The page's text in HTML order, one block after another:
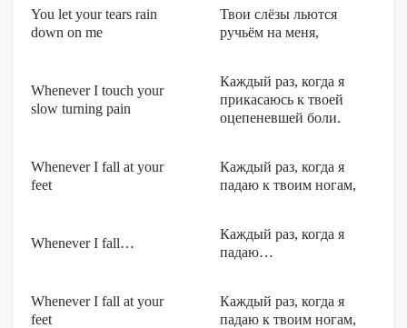
You let your tears rain
down on me
Твои слёзы льются
ручьём на меня,
Whenever I touch your
slow turning pain
Каждый раз, когда я
прикасаюсь к твоей
оцепеневшей боли.
Whenever I fall at your
feet
Каждый раз, когда я
падаю к твоим ногам,
Whenever I fall…
Каждый раз, когда я
падаю…
Whenever I fall at your
feet
Каждый раз, когда я
падаю к твоим ногам,